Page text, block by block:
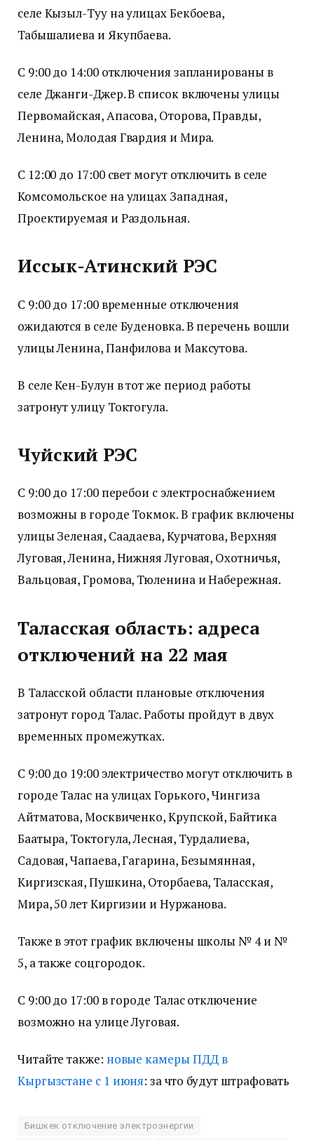
селе Кызыл-Туу на улицах Бекбоева,
Табышалиева и Якупбаева.
С 9:00 до 14:00 отключения запланированы в
селе Джанги-Джер. В список включены улицы
Первомайская, Апасова, Оторова, Правды,
Ленина, Молодая Гвардия и Мира.
С 12:00 до 17:00 свет могут отключить в селе
Комсомольское на улицах Западная,
Проектируемая и Раздольная.
Иссык-Атинский РЭС
С 9:00 до 17:00 временные отключения
ожидаются в селе Буденовка. В перечень вошли
улицы Ленина, Панфилова и Максутова.
В селе Кен-Булун в тот же период работы
затронут улицу Токтогула.
Чуйский РЭС
С 9:00 до 17:00 перебои с электроснабжением
возможны в городе Токмок. В график включены
улицы Зеленая, Саадаева, Курчатова, Верхняя
Луговая, Ленина, Нижняя Луговая, Охотничья,
Вальцовая, Громова, Тюленина и Набережная.
Таласская область: адреса
отключений на 22 мая
В Таласской области плановые отключения
затронут город Талас. Работы пройдут в двух
временных промежутках.
С 9:00 до 19:00 электричество могут отключить в
городе Талас на улицах Горького, Чингиза
Айтматова, Москвиченко, Крупской, Байтика
Баатыра, Токтогула, Лесная, Турдалиева,
Садовая, Чапаева, Гагарина, Безымянная,
Киргизская, Пушкина, Оторбаева, Таласская,
Мира, 50 лет Киргизии и Нуржанова.
Также в этот график включены школы № 4 и №
5, а также соцгородок.
С 9:00 до 17:00 в городе Талас отключение
возможно на улице Луговая.
Читайте также: новые камеры ПДД в
Кыргызстане с 1 июня: за что будут штрафовать
Бишкек отключение электроэнергии